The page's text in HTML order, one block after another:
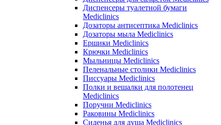
Диспенсеры туалетной бумаги
Mediclinics
Дозаторы антисептика Mediclinics
Дозаторы мыла Mediclinics
Ершики Mediclinics
Крючки Mediclinics
Мыльницы Mediclinics
Пеленальные столики Mediclinics
Писсуары Mediclinics
Полки и вешалки для полотенец
Mediclinics
Поручни Mediclinics
Раковины Mediclinics
Сиденья для душа Mediclinics